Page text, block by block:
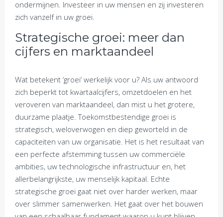
ondermijnen. Investeer in uw mensen en zij investeren
zich vanzelf in uw groei.
Strategische groei: meer dan
cijfers en marktaandeel
Wat betekent ‘groei’ werkelijk voor u? Als uw antwoord
zich beperkt tot kwartaalcijfers, omzetdoelen en het
veroveren van marktaandeel, dan mist u het grotere,
duurzame plaatje. Toekomstbestendige groei is
strategisch, weloverwogen en diep geworteld in de
capaciteiten van uw organisatie. Het is het resultaat van
een perfecte afstemming tussen uw commerciële
ambities, uw technologische infrastructuur en, het
allerbelangrijkste, uw menselijk kapitaal. Echte
strategische groei gaat niet over harder werken, maar
over slimmer samenwerken. Het gaat over het bouwen